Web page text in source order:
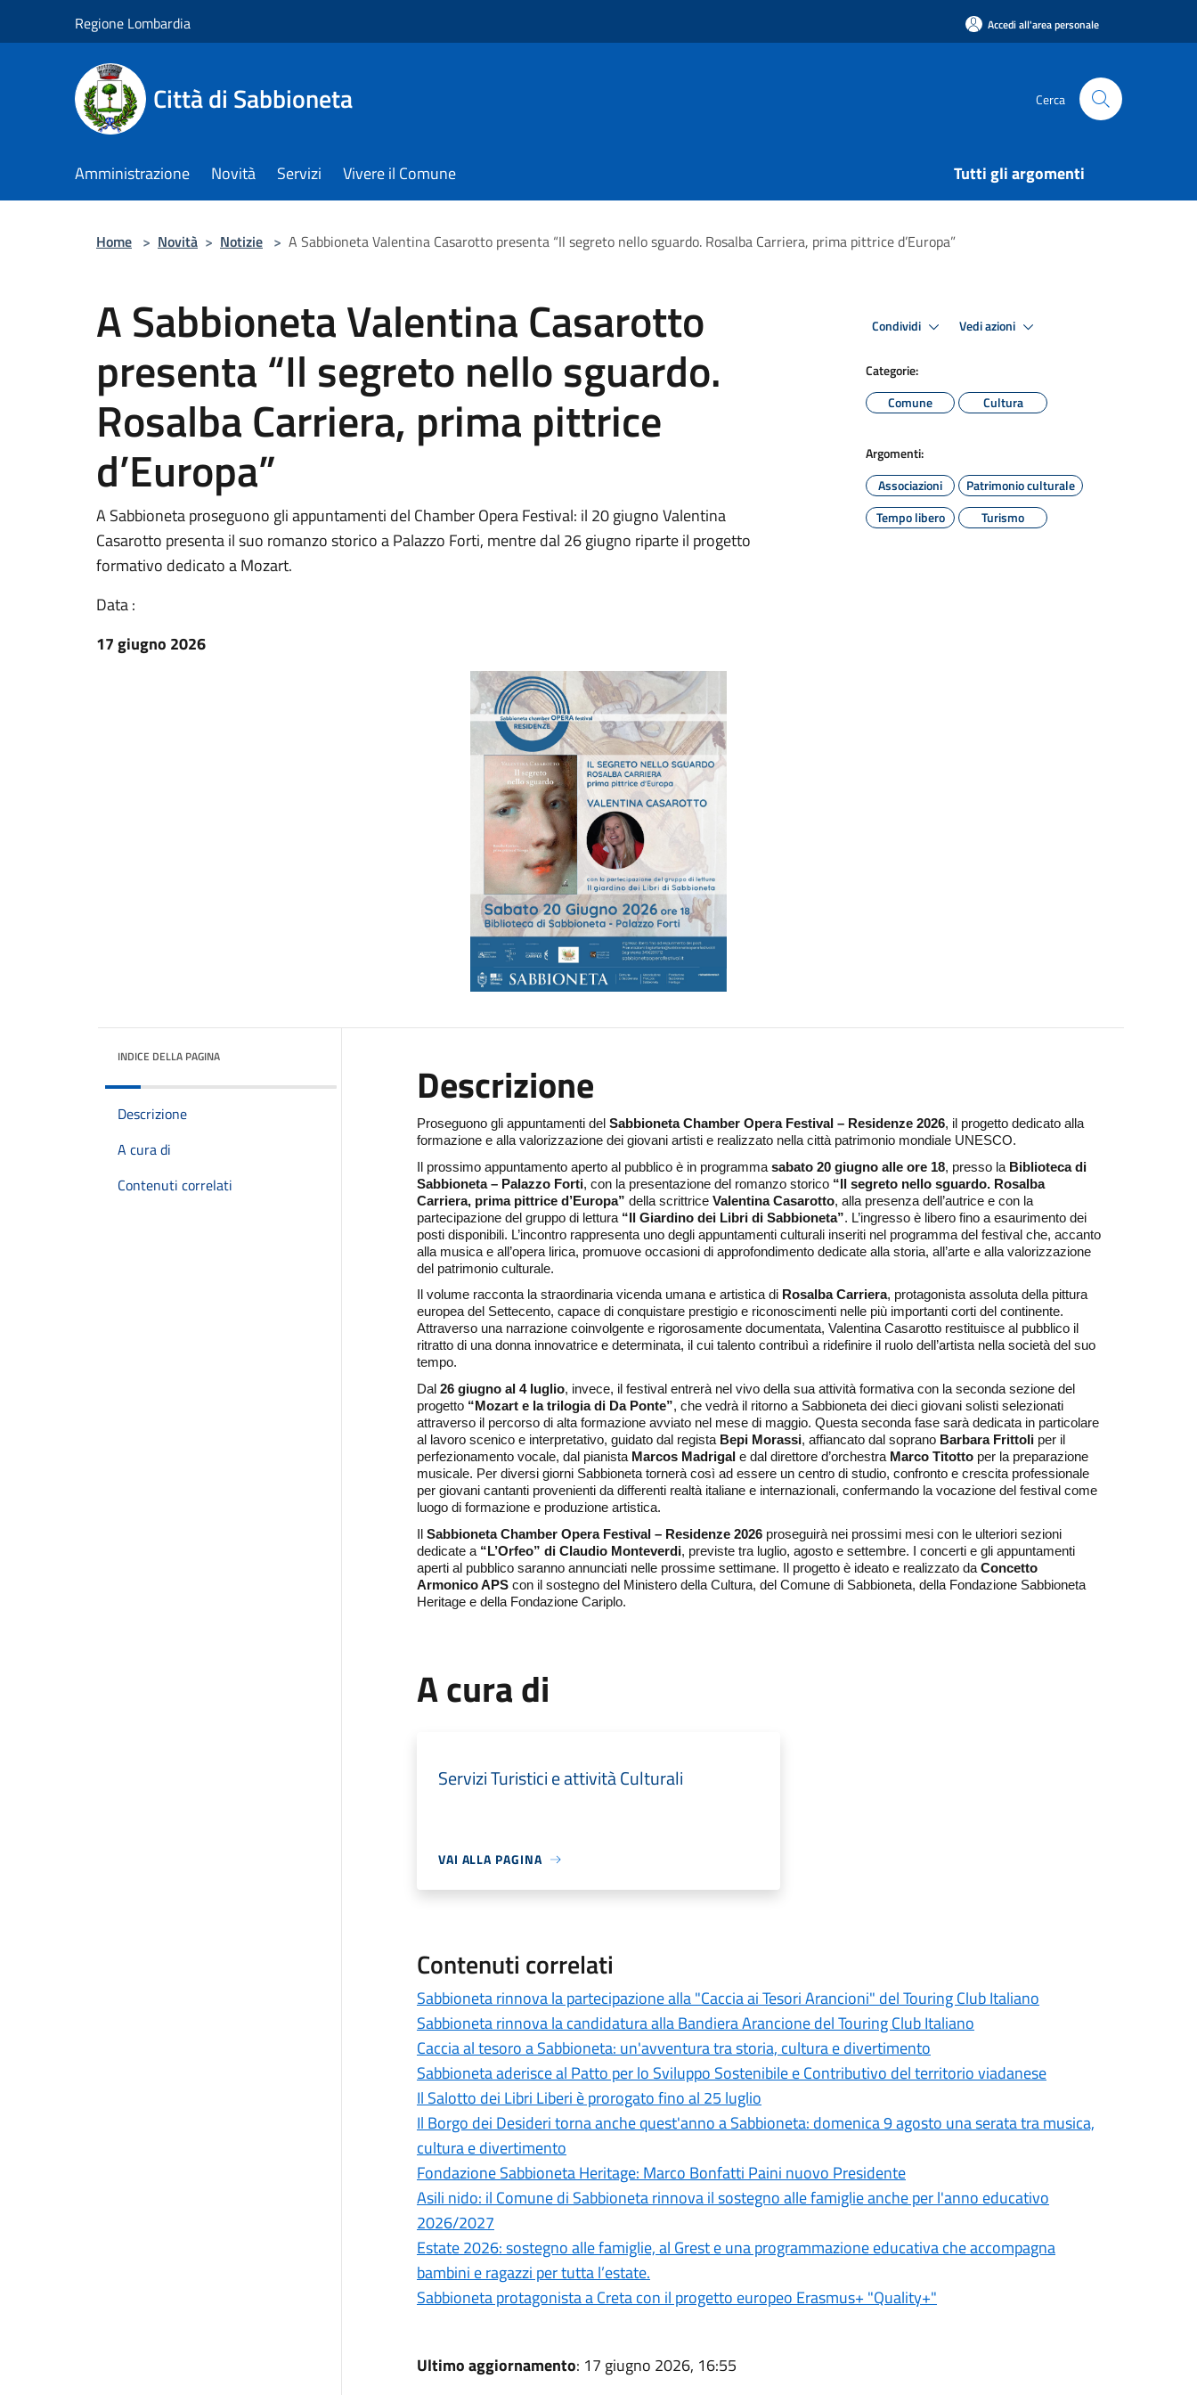
Regione Lombardia Accedi all'area personale
Città di Sabbioneta Cerca
Amministrazione Novità Servizi Vivere il Comune Tutti gli argomenti
Home > Novità > Notizie > A Sabbioneta Valentina Casarotto presenta “Il segreto nello sguardo. Rosalba Carriera, prima pittrice d’Europa”
A Sabbioneta Valentina Casarotto
presenta “Il segreto nello sguardo.
Rosalba Carriera, prima pittrice
d’Europa”
A Sabbioneta proseguono gli appuntamenti del Chamber Opera Festival: il 20 giugno Valentina
Casarotto presenta il suo romanzo storico a Palazzo Forti, mentre dal 26 giugno riparte il progetto
formativo dedicato a Mozart.
Data :
17 giugno 2026
Condividi Vedi azioni
Categorie:
Comune
Cultura
Argomenti:
Associazioni
Patrimonio culturale
Tempo libero
Turismo
INDICE DELLA PAGINA
Descrizione
A cura di
Contenuti correlati
Descrizione
Proseguono gli appuntamenti del Sabbioneta Chamber Opera Festival – Residenze 2026, il progetto dedicato alla
formazione e alla valorizzazione dei giovani artisti e realizzato nella città patrimonio mondiale UNESCO.
Il prossimo appuntamento aperto al pubblico è in programma sabato 20 giugno alle ore 18, presso la Biblioteca di
Sabbioneta – Palazzo Forti, con la presentazione del romanzo storico “Il segreto nello sguardo. Rosalba
Carriera, prima pittrice d’Europa” della scrittrice Valentina Casarotto, alla presenza dell’autrice e con la
partecipazione del gruppo di lettura “Il Giardino dei Libri di Sabbioneta”. L’ingresso è libero fino a esaurimento dei
posti disponibili. L’incontro rappresenta uno degli appuntamenti culturali inseriti nel programma del festival che, accanto
alla musica e all’opera lirica, promuove occasioni di approfondimento dedicate alla storia, all’arte e alla valorizzazione
del patrimonio culturale.
Il volume racconta la straordinaria vicenda umana e artistica di Rosalba Carriera, protagonista assoluta della pittura
europea del Settecento, capace di conquistare prestigio e riconoscimenti nelle più importanti corti del continente.
Attraverso una narrazione coinvolgente e rigorosamente documentata, Valentina Casarotto restituisce al pubblico il
ritratto di una donna innovatrice e determinata, il cui talento contribuì a ridefinire il ruolo dell’artista nella società del suo
tempo.
Dal 26 giugno al 4 luglio, invece, il festival entrerà nel vivo della sua attività formativa con la seconda sezione del
progetto “Mozart e la trilogia di Da Ponte”, che vedrà il ritorno a Sabbioneta dei dieci giovani solisti selezionati
attraverso il percorso di alta formazione avviato nel mese di maggio. Questa seconda fase sarà dedicata in particolare
al lavoro scenico e interpretativo, guidato dal regista Bepi Morassi, affiancato dal soprano Barbara Frittoliper il
perfezionamento vocale, dal pianista Marcos Madrigal e dal direttore d’orchestra Marco Titottoper la preparazione
musicale. Per diversi giorni Sabbioneta tornerà così ad essere un centro di studio, confronto e crescita professionale
per giovani cantanti provenienti da differenti realtà italiane e internazionali, confermando la vocazione del festival come
luogo di formazione e produzione artistica.
Sabbioneta Chamber Opera Festival – Residenze 2026proseguirà nei prossimi mesi con le ulteriori sezioni
dedicate a “L’Orfeo” di Claudio Monteverdi, previste tra luglio, agosto e settembre. I concerti e gli appuntamenti
aperti al pubblico saranno annunciati nelle prossime settimane. Il progetto è ideato e realizzato da Concetto
Armonico APScon il sostegno del Ministero della Cultura, del Comune di Sabbioneta, della Fondazione Sabbioneta
Heritage e della Fondazione Cariplo.
A cura di
Servizi Turistici e attività Culturali
VAI ALLA PAGINA
Contenuti correlati
Sabbioneta rinnova la partecipazione alla "Caccia ai Tesori Arancioni" del Touring Club Italiano
Sabbioneta rinnova la candidatura alla Bandiera Arancione del Touring Club Italiano
Caccia al tesoro a Sabbioneta: un'avventura tra storia, cultura e divertimento
Sabbioneta aderisce al Patto per lo Sviluppo Sostenibile e Contributivo del territorio viadanese
Il Salotto dei Libri Liberi è prorogato fino al 25 luglio
Il Borgo dei Desideri torna anche quest'anno a Sabbioneta: domenica 9 agosto una serata tra musica,
cultura e divertimento
Fondazione Sabbioneta Heritage: Marco Bonfatti Paini nuovo Presidente
Asili nido: il Comune di Sabbioneta rinnova il sostegno alle famiglie anche per l'anno educativo
2026/2027
Estate 2026: sostegno alle famiglie, al Grest e una programmazione educativa che accompagna
bambini e ragazzi per tutta l’estate.
Sabbioneta protagonista a Creta con il progetto europeo Erasmus+ "Quality+"
Ultimo aggiornamento: 17 giugno 2026, 16:55